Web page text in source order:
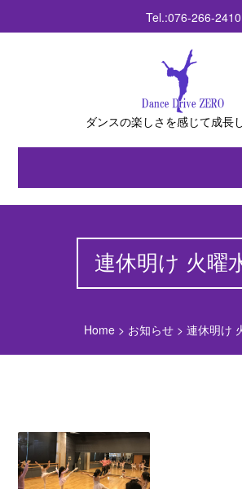
Tel.:076-266-2410
ダンスの楽しさを感じて成長
連休明け 火曜
Home> お知らせ> 連休明け